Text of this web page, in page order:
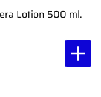
Lotion 500 ml.